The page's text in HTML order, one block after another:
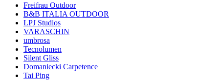
Freifrau Outdoor
B&B ITALIA OUTDOOR
LPJ Studios
VARASCHIN
umbrosa
Tecnolumen
Silent Gliss
Domaniecki Carpetence
Tai Ping